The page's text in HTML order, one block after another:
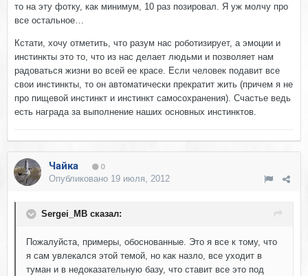
то на эту фотку, как минимум, 10 раз позировал. Я уж молчу про
все остальное…
Кстати, хочу отметить, что разум нас роботизирует, а эмоции и
инстинкты это то, что из нас делает людьми и позволяет нам
радоваться жизни во всей ее красе. Если человек подавит все
свои инстинкты, то он автоматически прекратит жить (причем я не
про пищевой инстинкт и инстинкт самосохранения). Счастье ведь
есть награда за выполнение наших основных инстинктов.
Чайка 0
Опубликовано 19 июля, 2012
Sergei_MB сказал:
Пожалуйста, примеры, обоснованные. Это я все к тому, что
я сам увлекался этой темой, но как назло, все уходит в
туман и в недоказательную базу, что ставит все это под